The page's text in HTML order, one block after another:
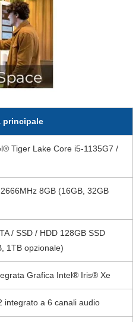
principale
Tiger Lake Core i5-1135G7 /
8GB (16GB, 32GB
/ SSD / HDD 128GB SSD
1TB opzionale)
Grafica Intel® Iris® Xe
integrato a 6 canali audio